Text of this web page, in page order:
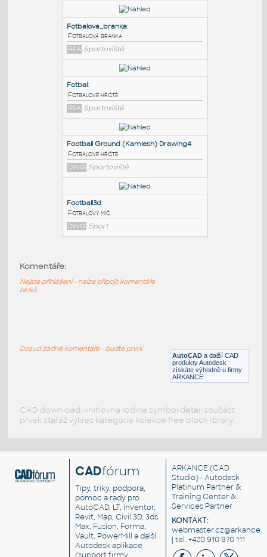
PODOBNÉ BLOKY
Fotbalova_branka:
Fotbalová branka
RFA Sportoviště
Fotbalové hřiště
RFA Sportoviště
DWG Sportoviště
AutoCAD a další CAD
produkty Autodesk
získáte výhodně u firmy
ARKANCE
Komentáře:
Nejste přihlášeni - nelze připojit komentáře
bloků
Dosud žádné komentáře - buďte první
CAD download: knihovna rodina symbol detail součást
prvek stafáž výkres kategorie kolekce free block library
CADfórum
Tipy, triky, podpora,
pomoc a rady pro
AutoCAD, LT, Inventor,
Revit, Map, Civil 3D, 3ds
Max, Fusion, Forma,
Vault, PowerMill a další
Autodesk aplikace
ARKANCE (CAD
Studio) - Autodesk
Platinum Partner &
Training Center &
Services Partner
KONTAKT:
| tel. +420 910 970 111